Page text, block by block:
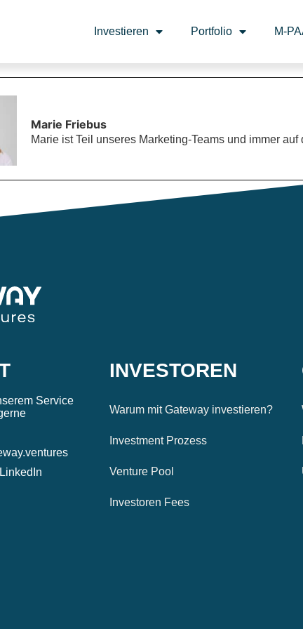
Investieren Portfolio M-
Marie Friebus
Marie ist Teil unseres Marketing-Teams und immer
Service
INVESTOREN
Warum mit Gateway investieren?
Investment Prozess
Venture Pool
Investoren Fees